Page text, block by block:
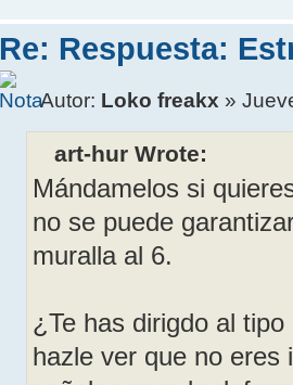
Re: Respuesta:
Autor: Loko freakx »
art-hur Wrote:
Mándamelos si
no se puede
muralla al 6.
¿Te has dirigdo al
hazle ver que no eres